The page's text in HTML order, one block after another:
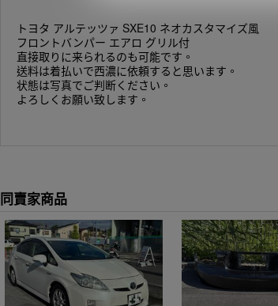
トヨタ アルテッツァ SXE10 ネオカスタマイズ風
フロントバンパー エアロ グリル付
直接取りに来られるのも可能です。
送料は着払いで西濃に依頼すると思います。
状態は写真でご判断ください。
よろしくお願い致します。
同賣家商品